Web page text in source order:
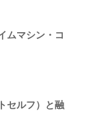
ムマシン・コ
セルフ）と融